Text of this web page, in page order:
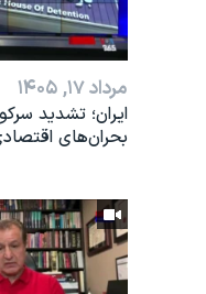
مرداد ۱۷, ۱۴۰۵
ایران؛ تشدید
بحران‌های